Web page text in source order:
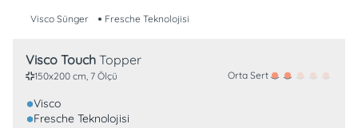
Visco Sünger Fresche Teknolojisi
Visco Touch Topper
150x200 cm, 7 Ölçü Orta Sert
Visco
Fresche Teknolojisi